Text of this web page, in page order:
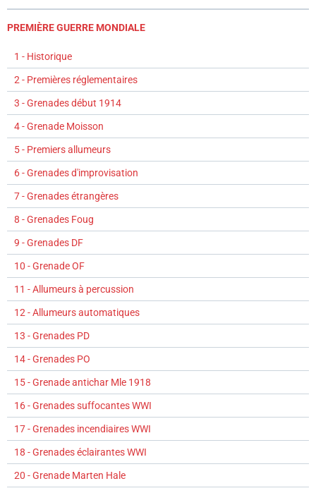
PREMIÈRE GUERRE MONDIALE
1 - Historique
2 - Premières réglementaires
3 - Grenades début 1914
4 - Grenade Moisson
5 - Premiers allumeurs
6 - Grenades d'improvisation
7 - Grenades étrangères
8 - Grenades Foug
9 - Grenades DF
10 - Grenade OF
11 - Allumeurs à percussion
12 - Allumeurs automatiques
13 - Grenades PD
14 - Grenades PO
15 - Grenade antichar Mle 1918
16 - Grenades suffocantes WWI
17 - Grenades incendiaires WWI
18 - Grenades éclairantes WWI
20 - Grenade Marten Hale